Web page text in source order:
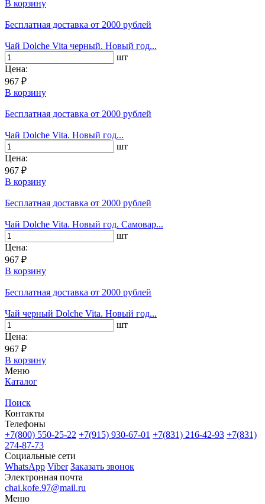
В корзину
Бесплатная доставка от 2000 рублей
Чай Dolche Vita черный. Новый год...
шт
Цена:
967 ₽
В корзину
Бесплатная доставка от 2000 рублей
Чай Dolche Vita. Новый год...
шт
Цена:
967 ₽
В корзину
Бесплатная доставка от 2000 рублей
Чай Dolche Vita. Новый год. Самовар...
шт
Цена:
967 ₽
В корзину
Бесплатная доставка от 2000 рублей
Чай черный Dolche Vita. Новый год...
шт
Цена:
967 ₽
В корзину
Меню
Каталог
Поиск
Контакты
Телефоны
+7(800) 550-25-22 +7(915) 930-67-01 +7(831) 216-42-93 +7(831)
274-87-73
Социальные сети
WhatsApp Viber Заказать звонок
Электронная почта
chai.kofe.97@mail.ru
Меню